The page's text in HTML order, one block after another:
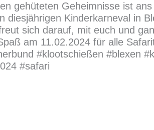
gehüteten Geheimnisse ist
diesjährigen Kinderkarneval in
sich darauf, mit euch und
am 11.02.2024 für alle
#klootschießen #blexen
#safari